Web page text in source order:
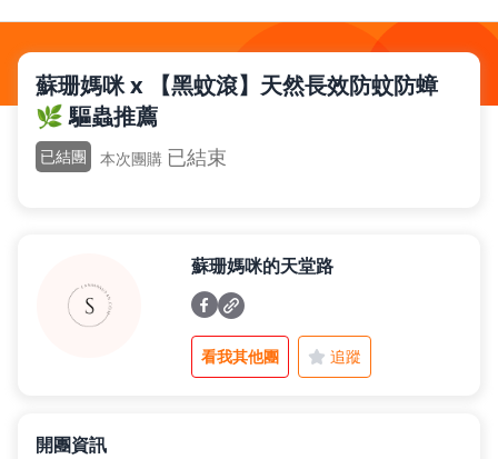
旅行神隊友
露營凹豆咖
父親節好禮
蘇珊媽咪的天堂路
看我其他團 追蹤
開團資訊
蘇珊媽咪 x 【黑蚊滾】天然長效防蚊防蟑
🌿 驅蟲推薦
已結團 本次團購 已結束